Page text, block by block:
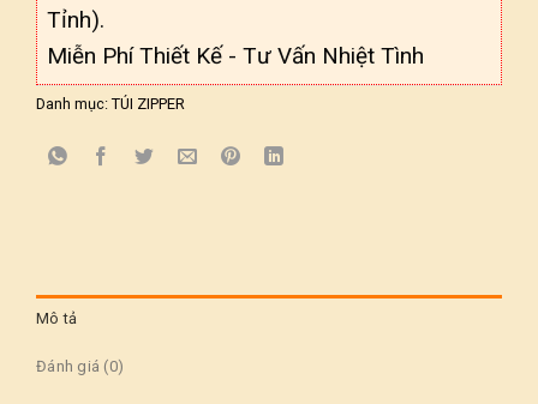
Tỉnh).
Miễn Phí Thiết Kế - Tư Vấn Nhiệt Tình
Danh mục: TÚI ZIPPER
Mô tả
Đánh giá (0)